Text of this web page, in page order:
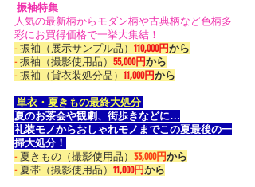
振袖特集
人気の最新柄からモダン柄や古典柄など色柄多
彩にお買得価格で一挙大集結！
- 振袖（展示サンプル品） 110,000円から
- 振袖（撮影使用品） 55,000円から
- 振袖（貸衣装処分品） 11,000円から
単衣・夏きもの最終大処分
夏のお茶会や観劇、街歩きなどに…
礼装モノからおしゃれモノまでこの夏最後の一
掃大処分！
- 夏きもの（撮影使用品） 33,000円から
- 夏帯（撮影使用品） 11,000円から